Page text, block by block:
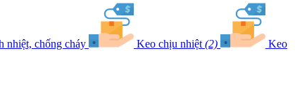
nhiệt, chống cháy Keo chịu nhiệt (2) Keo